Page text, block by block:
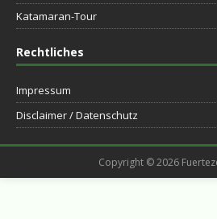
Katamaran-Tour
Rechtliches
Impressum
Disclaimer / Datenschutz
Copyright © 2026